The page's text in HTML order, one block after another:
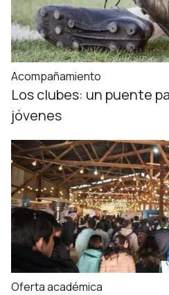
Acompañamiento
Los clubes: un puente
jóvenes
Oferta académica